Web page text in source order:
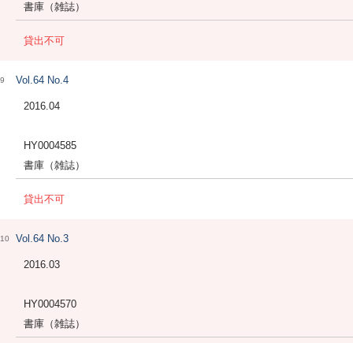
書庫（雑誌）
貸出不可
9 Vol.64 No.4
2016.04
HY0004585
書庫（雑誌）
貸出不可
10 Vol.64 No.3
2016.03
HY0004570
書庫（雑誌）